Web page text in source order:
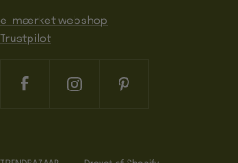
e-mærket webshop
Trustpilot